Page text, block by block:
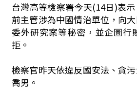
台灣高等檢察署今天(14日)表
前主管涉為中國情治單位，向
委外研究案等秘密，並企圖行
拒。
檢察官昨天依違反國安法、貪
喬男。